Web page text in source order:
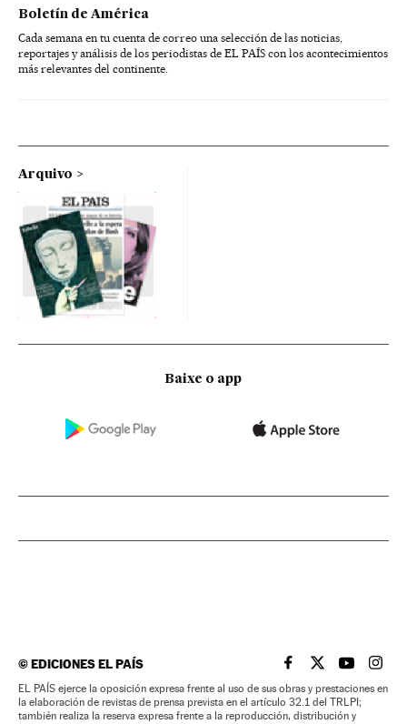
Boletín de América
Cada semana en tu cuenta de correo una selección de las noticias,
reportajes y análisis de los periodistas de EL PAÍS con los acontecimientos
más relevantes del continente.
Arquivo
Baixe o app
©EDICIONES EL PAÍS EL PAÍS BRASIL EN
EL PAÍSEL PAÍS
EL
EL PAÍS ejerce la oposición expresa frente al uso de sus obras y prestaciones en
la elaboración de revistas de prensa prevista en el artículo 32.1 del TRLPI;
también realiza la reserva expresa frente a la reproducción, distribución y